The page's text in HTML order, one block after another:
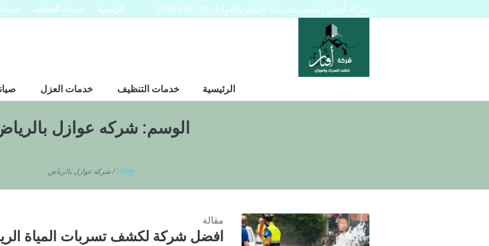
الرئيسية خدمات التنظيف شركة أفنان لكشف تسربات المياه والعوازل 0553445129
الرئيسية خدمات التنظيف خدمات العزل
الوسم:شركه عوازل
Home
/شركه عوازل بالرياض
مقالة
افضل شركة لكشف تسربات المياة